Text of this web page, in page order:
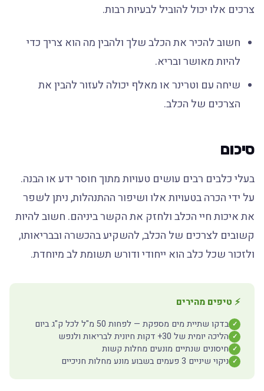
צרכים אלו יכול להוביל לבעיות רבות.
חשוב להכיר את הכלב שלך ולהבין מה הוא צריך כדי
להיות מאושר ובריא.
שיחה עם וטרינר או מאלף יכולה לעזור להבין את
הצרכים של הכלב.
סיכום
בעלי כלבים רבים עושים טעויות מתוך חוסר ידע או הבנה.
על ידי הכרה בטעויות אלו ושיפור ההתנהלות, ניתן לשפר
את איכות חיי הכלב ולחזק את הקשר ביניהם. חשוב להיות
קשובים לצרכים של הכלב, להשקיע בהכשרה ובבריאותו,
ולזכור שכל כלב הוא ייחודי ודורש תשומת לב מיוחדת.
⚡ טיפים מהירים
✓ בדקו שתיית מים מספקת — לפחות 50 מ"ל לכל ק"ג ביום
✓ הליכה יומית של 30+ דקות חיונית לבריאות ולנפש
✓ חיסונים שנתיים מונעים מחלות קשות
✓ ניקוי שיניים 3 פעמים בשבוע מונע מחלות חניכיים